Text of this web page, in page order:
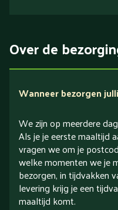
Verlaagd in
Verlaagd in zout
Over de
Wanneer bezorgen
We zijn op meerdere
Als je je eerste maaltijd
vragen we om je
welke momenten we je
bezorgen, in tijdvakken
levering krijg je een
maaltijd komt.